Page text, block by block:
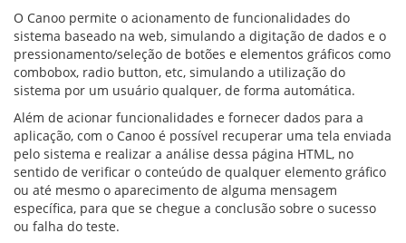
O Canoo permite o acionamento de funcionalidades do
sistema baseado na web, simulando a digitação de dados e o
pressionamento/seleção de botões e elementos gráficos como
combobox, radio button, etc, simulando a utilização do
sistema por um usuário qualquer, de forma automática.
Além de acionar funcionalidades e fornecer dados para a
aplicação, com o Canoo é possível recuperar uma tela enviada
pelo sistema e realizar a análise dessa página HTML, no
sentido de verificar o conteúdo de qualquer elemento gráfico
ou até mesmo o aparecimento de alguma mensagem
específica, para que se chegue a conclusão sobre o sucesso
ou falha do teste.